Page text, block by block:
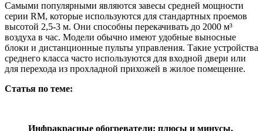
Самыми популярными являются завесы средней мощности
серии RM, которые используются для стандартных проемов
высотой 2,5-3 м. Они способны перекачивать до 2000 м³
воздуха в час. Модели обычно имеют удобные выносные
блоки и дистанционные пульты управления. Такие устройства
среднего класса часто используются для входной двери или
для перехода из прохладной прихожей в жилое помещение.
Статья по теме:
Инфракрасные обогреватели: плюсы и минусы,